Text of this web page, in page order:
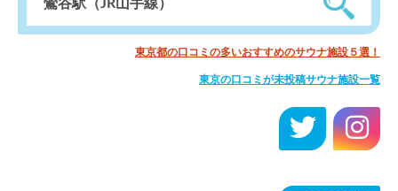
東京都の口コミの多いおすすめのサウナ施設５選！
東京の口コミが未投稿サウナ施設一覧